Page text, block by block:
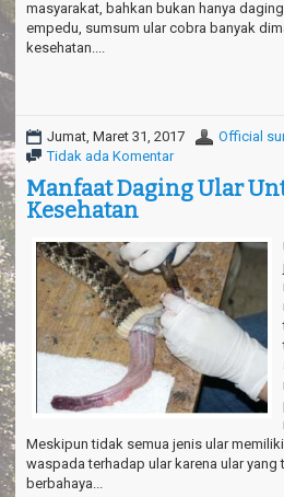
masyarakat, bahkan bukan hanya
empedu, sumsum ular cobra banyak
kesehatan....
Jumat, Maret 31, 2017
Official
Tidak ada Komentar
Manfaat Daging Ular
Kesehatan
Meskipun tidak semua jenis ular
waspada terhadap ular karena ular
berbahaya...